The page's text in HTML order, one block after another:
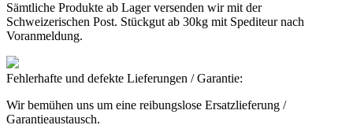
Sämtliche Produkte ab Lager versenden wir mit der
Schweizerischen Post. Stückgut ab 30kg mit Spediteur nach
Voranmeldung.
Fehlerhafte und defekte Lieferungen / Garantie:
Wir bemühen uns um eine reibungslose Ersatzlieferung /
Garantieaustausch.